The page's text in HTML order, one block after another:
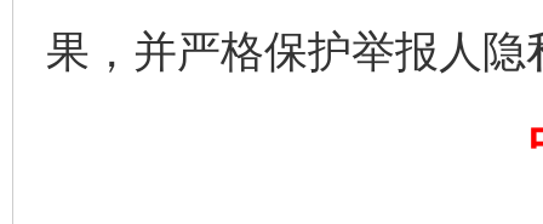
果，并严格保护举报人